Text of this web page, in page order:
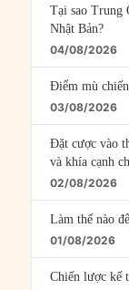
Tại sao Trung
Nhật Bản?
04/08/2026
Điểm mù
03/08/2026
Đặt cược vào
và khía cạnh
02/08/2026
Làm thế nào
01/08/2026
Chiến lược kế